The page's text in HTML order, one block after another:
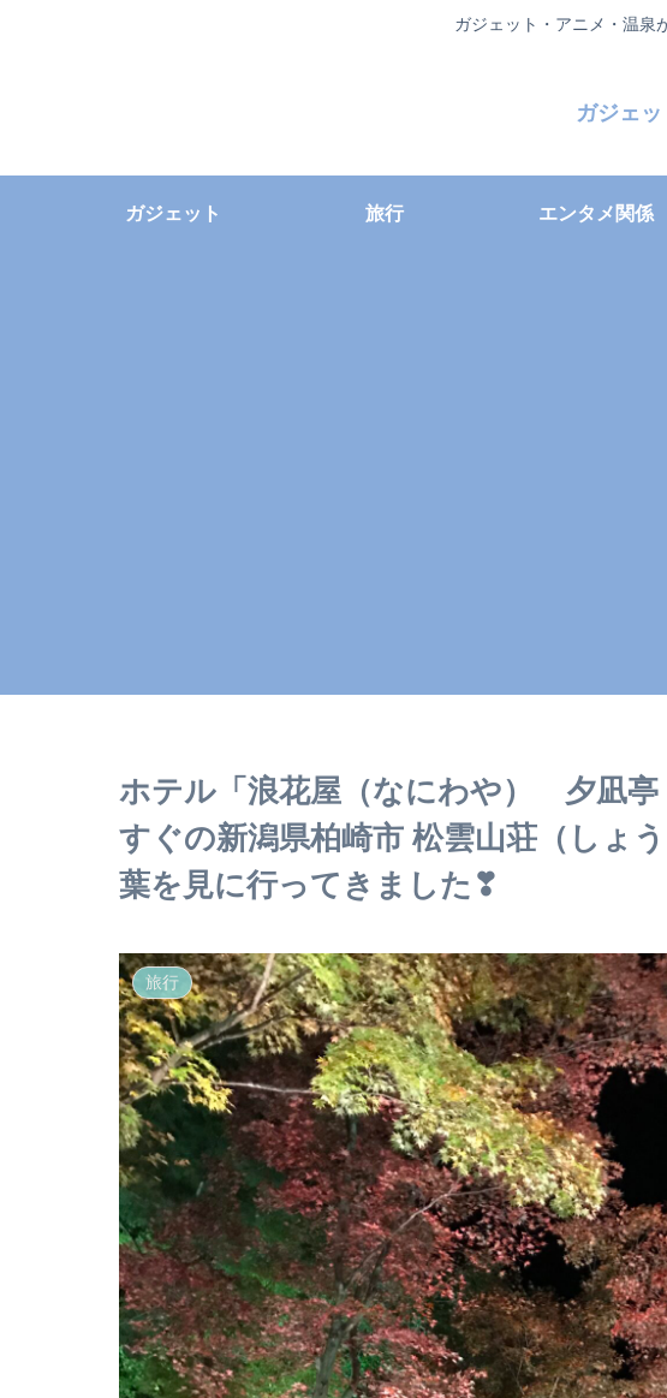
ガジェット・アニメ・温泉
ガジェ
ガジェット 旅行 エンタメ関係
ホテル「浪花屋（なにわや） 夕凪亭
すぐの新潟県柏崎市 松雲山荘（しょ
葉を見に行ってきました❣
旅行